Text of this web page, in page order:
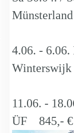
4.06. -
11.06. -
ÜF 845,- €